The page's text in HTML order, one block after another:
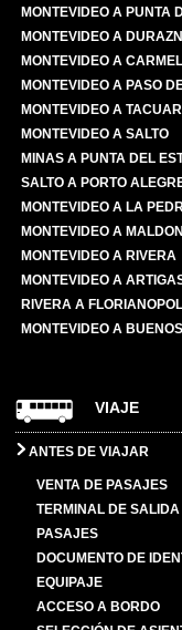
MONTEVIDEO A PUNTA
MONTEVIDEO A
MONTEVIDEO A
MONTEVIDEO A PASO
MONTEVIDEO A
MONTEVIDEO A SALTO
MINAS A PUNTA DEL
SALTO A PORTO
MONTEVIDEO A LA
MONTEVIDEO A
MONTEVIDEO A RIVERA
MONTEVIDEO A
RIVERA A
MONTEVIDEO A
VIAJE
ANTES DE VIAJAR
VENTA DE PASAJES
TERMINAL DE SALIDA
PASAJES
DOCUMENTO DE
EQUIPAJE
ACCESO A BORDO